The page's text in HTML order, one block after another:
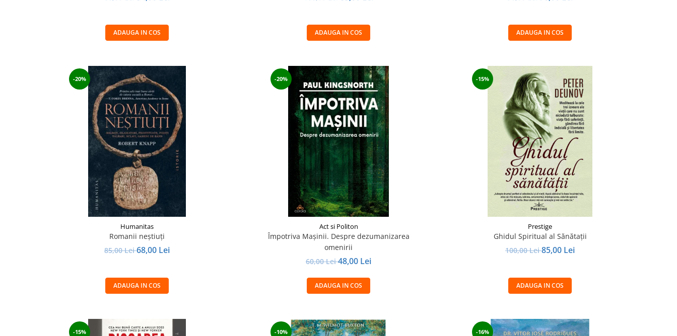
ADAUGA IN COS ADAUGA IN COS ADAUGA IN COS
-20%
Humanitas
Romanii neştiuţi
85,00 Lei68,00 Lei
ADAUGA IN COS
-20%
Act si Politon
Împotriva Mașinii. Despre dezumanizarea
omenirii
60,00 Lei48,00 Lei
ADAUGA IN COS
-15%
Prestige
Ghidul Spiritual al Sănătații
100,00 Lei85,00 Lei
ADAUGA IN COS
-15% -10% -16%